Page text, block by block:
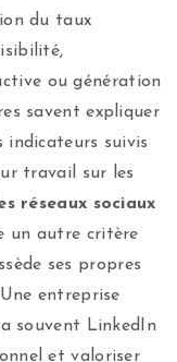
du taux
ou génération
savent expliquer
indicateurs suivis
travail sur les
réseaux sociaux
un autre critère
ses propres
entreprise
souvent LinkedIn
et valoriser